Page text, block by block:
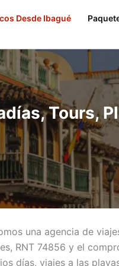
Desde Ibagué
Tours,
una agencia de
RNT 74856 y el
días, viajes a las